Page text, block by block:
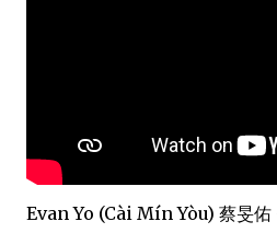
Evan Yo (Cài Mín Yòu) 蔡旻